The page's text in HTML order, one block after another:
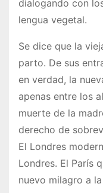
dialogando con
lengua vegetal.
Se dice que la
parto. De sus
en verdad, la
apenas entre los
muerte de la
derecho de
El Londres
Londres. El París
nuevo milagro a